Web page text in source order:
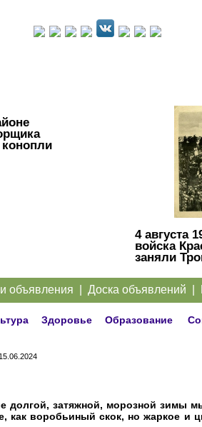
4 августа
войска
заняли
объявления Доска объявлений
Здоровье Образование
долгой, затяжной, морозной зимы
как воробьиный скок, но жаркое и